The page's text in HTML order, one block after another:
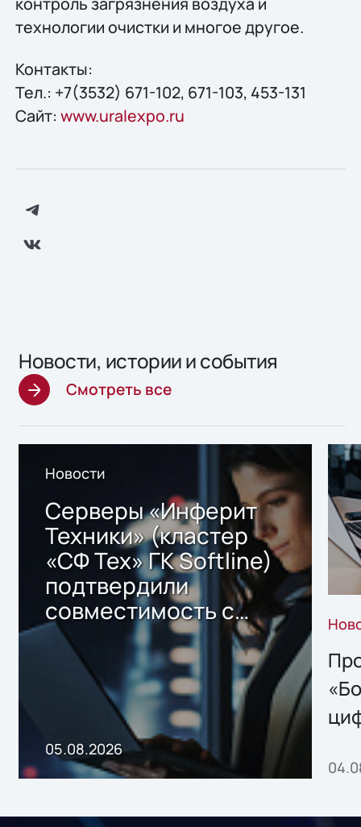
технологии очистки и многое другое.
Контакты:
Тел.: +7(3532) 671-102, 671-103, 453-131
Сайт: www.uralexpo.ru
Новости, истории и события
Смотреть все
Новости
Серверы «Инферит
Техники» (кластер
«СФ Тех» ГК Softline)
подтвердили
совместимость с
решением Sharx
Storage 2.x для
хранения данных
05.08.2026